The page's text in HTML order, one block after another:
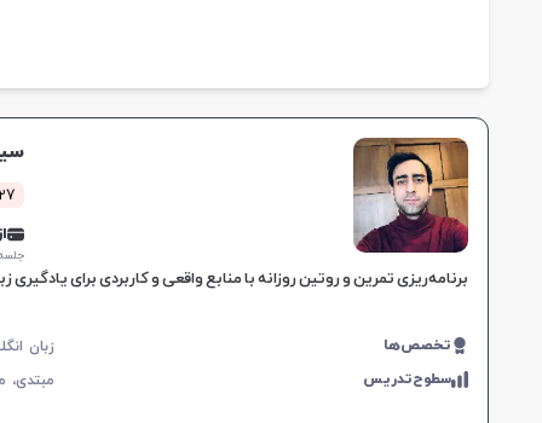
4127
از
جلسه ۱
برنامه‌ریزی تمرین و روتین روزانه با منابع واقعی و کاربردی برای
تخصص‌ها
سطوح‌تدریس مبتدی،